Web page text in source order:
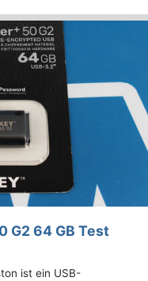
G2 64 GB Test
ist ein USB-